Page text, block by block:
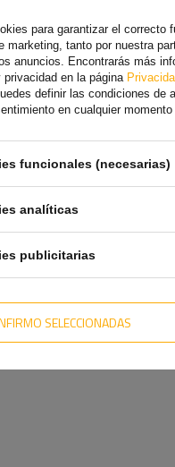
IA
mm
Sp. z o.o. más
para garantizar el
marketing, tanto por nuestra
anuncios. Encontrarás más
privacidad en la página
definir las condiciones de
en cualquier
funcionales (necesarias)
analíticas
publicitarias
SELECCIONADAS